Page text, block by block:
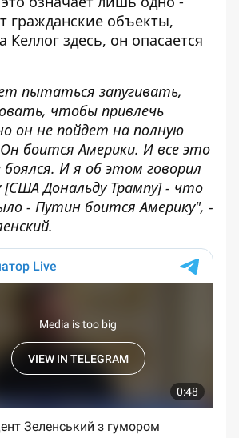
гражданские объекты,
Келлог здесь, он опасается
пытаться запугивать,
чтобы привлечь
он не пойдет на полную
боится Америки. И все это
боялся. И я об этом говорил
[США Дональду Трампу] - что
- Путин боится Америку", -